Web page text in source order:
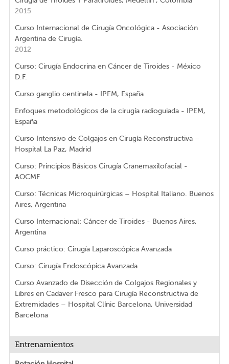
2015
Curso Internacional de Cirugía Oncológica - Asociación
Argentina de Cirugía.
2012
Curso: Cirugía Endocrina en Cáncer de Tiroides - México
D.F.
Curso ganglio centinela - IPEM, España
Enfoques metodológicos de la cirugía radioguiada - IPEM,
España
Curso Intensivo de Colgajos en Cirugía Reconstructiva –
Hospital La Paz, Madrid
Curso: Principios Básicos Cirugía Cranemaxilofacial -
AOCMF
Curso: Técnicas Microquirúrgicas – Hospital Italiano. Buenos
Aires, Argentina
Curso Internacional: Cáncer de Tiroides - Buenos Aires,
Argentina
Curso práctico: Cirugía Laparoscópica Avanzada
Curso: Cirugía Endoscópica Avanzada
Curso Avanzado de Disección de Colgajos Regionales y
Libres en Cadaver Fresco para Cirugía Reconstructiva de
Extremidades – Hospital Clínic Barcelona, Universidad
Barcelona
Entrenamientos